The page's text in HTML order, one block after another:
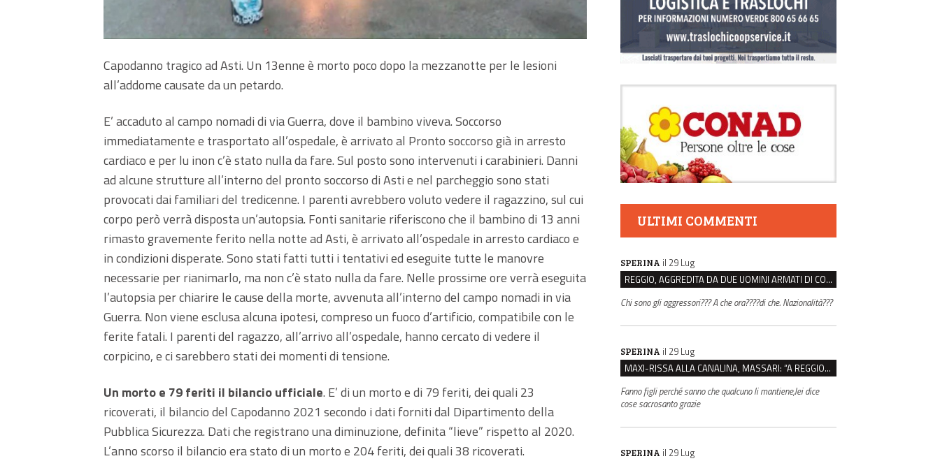
Capodanno tragico ad Asti. Un 13enne è morto poco dopo la mezzanotte per le lesioni
all’addome causate da un petardo.
E’ accaduto al campo nomadi di via Guerra, dove il bambino viveva. Soccorso
immediatamente e trasportato all’ospedale, è arrivato al Pronto soccorso già in arresto
cardiaco e per lu inon c’è stato nulla da fare. Sul posto sono intervenuti i carabinieri. Danni
ad alcune strutture all’interno del pronto soccorso di Asti e nel parcheggio sono stati
provocati dai familiari del tredicenne. I parenti avrebbero voluto vedere il ragazzino, sul cui
corpo però verrà disposta un’autopsia. Fonti sanitarie riferiscono che il bambino di 13 anni
rimasto gravemente ferito nella notte ad Asti, è arrivato all’ospedale in arresto cardiaco e
in condizioni disperate. Sono stati fatti tutti i tentativi ed eseguite tutte le manovre
necessarie per rianimarlo, ma non c’è stato nulla da fare. Nelle prossime ore verrà eseguita
l’autopsia per chiarire le cause della morte, avvenuta all’interno del campo nomadi in via
Guerra. Non viene esclusa alcuna ipotesi, compreso un fuoco d’artificio, compatibile con le
ferite fatali. I parenti del ragazzo, all’arrivo all’ospedale, hanno cercato di vedere il
corpicino, e ci sarebbero stati dei momenti di tensione.
Un morto e 79 feriti il bilancio ufficiale. E’ di un morto e di 79 feriti, dei quali 23
ricoverati, il bilancio del Capodanno 2021 secondo i dati forniti dal Dipartimento della
Pubblica Sicurezza. Dati che registrano una diminuzione, definita “lieve” rispetto al 2020.
L’anno scorso il bilancio era stato di un morto e 204 feriti, dei quali 38 ricoverati.
ULTIMI COMMENTI
SPERINA il 29 Lug
REGGIO, AGGREDITA DA DUE UOMINI ARMATI DI COLTELLO PER LA BORSA: LEI REAGISCE E LI FA SCAPPARE
Chi sono gli aggressori??? A che ora????di che. Nazionalità???
SPERINA il 29 Lug
MAXI-RISSA ALLA CANALINA, MASSARI: “A REGGIO FATTI COSÌ GRAVI NON DEVONO TROVARE SPAZIO”
Fanno figli perché sanno che qualcuno li mantiene,lei dice
cose sacrosanto grazie
SPERINA il 29 Lug